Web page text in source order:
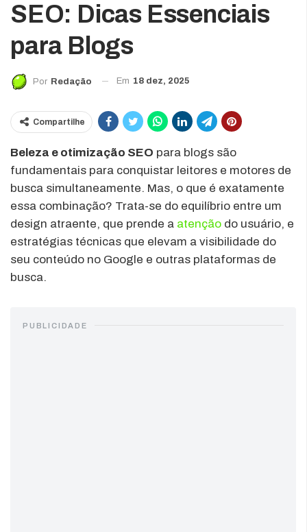
SEO: Dicas Essenciais
para Blogs
Por Redação Em 18 dez, 2025
Compartilhe
Beleza e otimização SEO para blogs são
fundamentais para conquistar leitores e motores de
busca simultaneamente. Mas, o que é exatamente
essa combinação? Trata-se do equilíbrio entre um
design atraente, que prende a atenção do usuário, e
estratégias técnicas que elevam a visibilidade do
seu conteúdo no Google e outras plataformas de
busca.
PUBLICIDADE